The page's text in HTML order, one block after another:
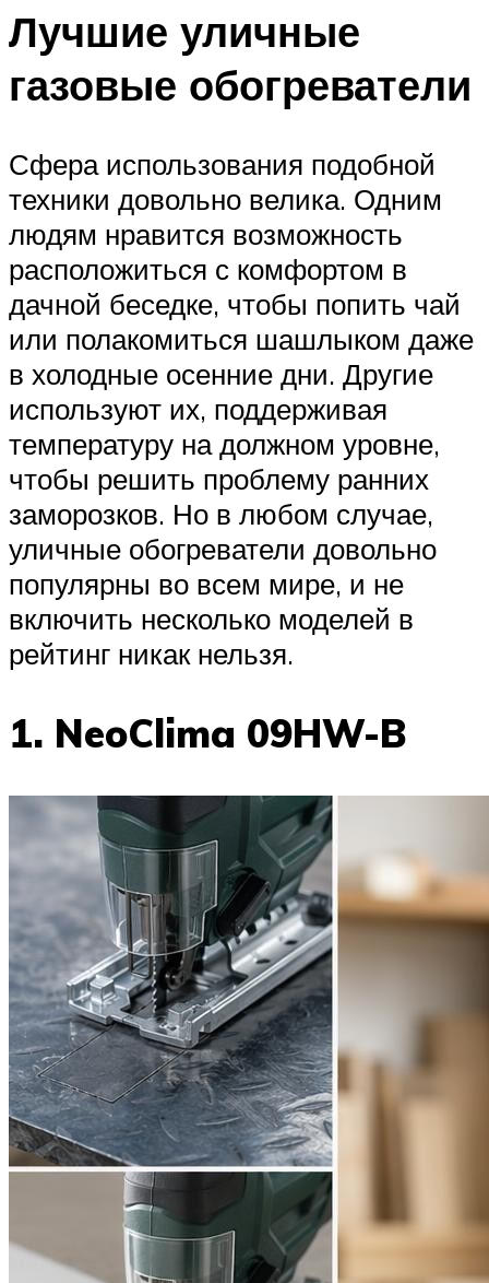
Лучшие уличные
газовые обогреватели
Сфера использования подобной
техники довольно велика. Одним
людям нравится возможность
расположиться с комфортом в
дачной беседке, чтобы попить чай
или полакомиться шашлыком даже
в холодные осенние дни. Другие
используют их, поддерживая
температуру на должном уровне,
чтобы решить проблему ранних
заморозков. Но в любом случае,
уличные обогреватели довольно
популярны во всем мире, и не
включить несколько моделей в
рейтинг никак нельзя.
1. NeoClima 09HW-B